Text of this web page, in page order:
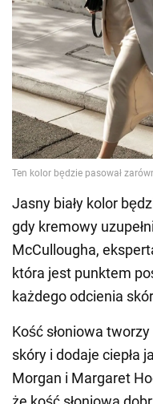
Jasny biały kolor
gdy kremowy
McCullougha,
która jest punktem
każdego odcienia
Kość słoniowa
skóry i dodaje ciepła
Morgan i Margaret